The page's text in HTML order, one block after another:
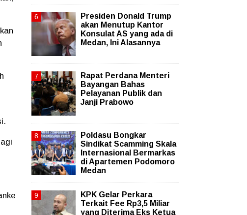
Presiden Donald Trump
akan Menutup Kantor
Konsulat AS yang ada di
Medan, Ini Alasannya
Rapat Perdana Menteri
Bayangan Bahas
Pelayanan Publik dan
Janji Prabowo
Poldasu Bongkar
Sindikat Scamming Skala
Internasional Bermarkas
di Apartemen Podomoro
Medan
KPK Gelar Perkara
Terkait Fee Rp3,5 Miliar
yang Diterima Eks Ketua